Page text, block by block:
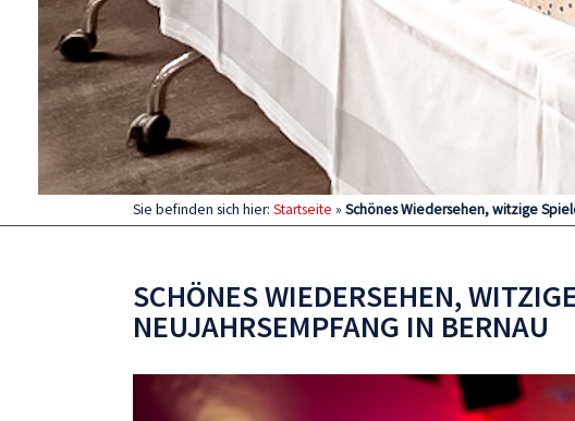
Sie befinden sich hier: Startseite » Schönes Wiedersehen, witzige
SCHÖNES WIEDERSEHEN,
NEUJAHRSEMPFANG IN BERNAU